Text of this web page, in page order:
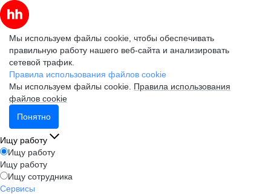
Мы используем файлы cookie, чтобы обеспечивать
правильную работу нашего веб-сайта и анализировать
сетевой трафик.
Правила использования файлов cookie
Мы используем файлы cookie. Правила использования
файлов cookie
Понятно
Ищу работу
Ищу работу
Ищу работу
Ищу сотрудника
Сервисы